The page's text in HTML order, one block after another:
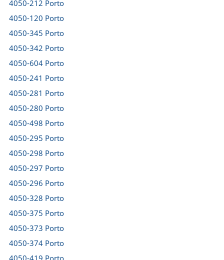
4050-212 Porto
4050-120 Porto
4050-345 Porto
4050-342 Porto
4050-604 Porto
4050-241 Porto
4050-281 Porto
4050-280 Porto
4050-498 Porto
4050-295 Porto
4050-298 Porto
4050-297 Porto
4050-296 Porto
4050-328 Porto
4050-375 Porto
4050-373 Porto
4050-374 Porto
4050-419 Porto